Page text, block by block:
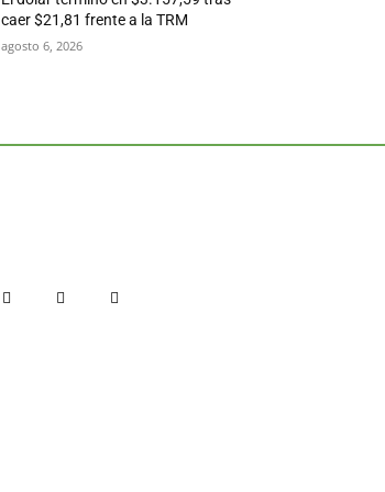
caer $21,81 frente a la TRM
agosto 6, 2026